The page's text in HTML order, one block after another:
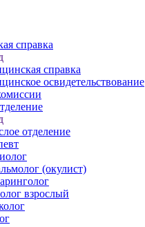
справка
справка
ос­ви­детель­ство­вание
отделение
(окулист)
взрослый